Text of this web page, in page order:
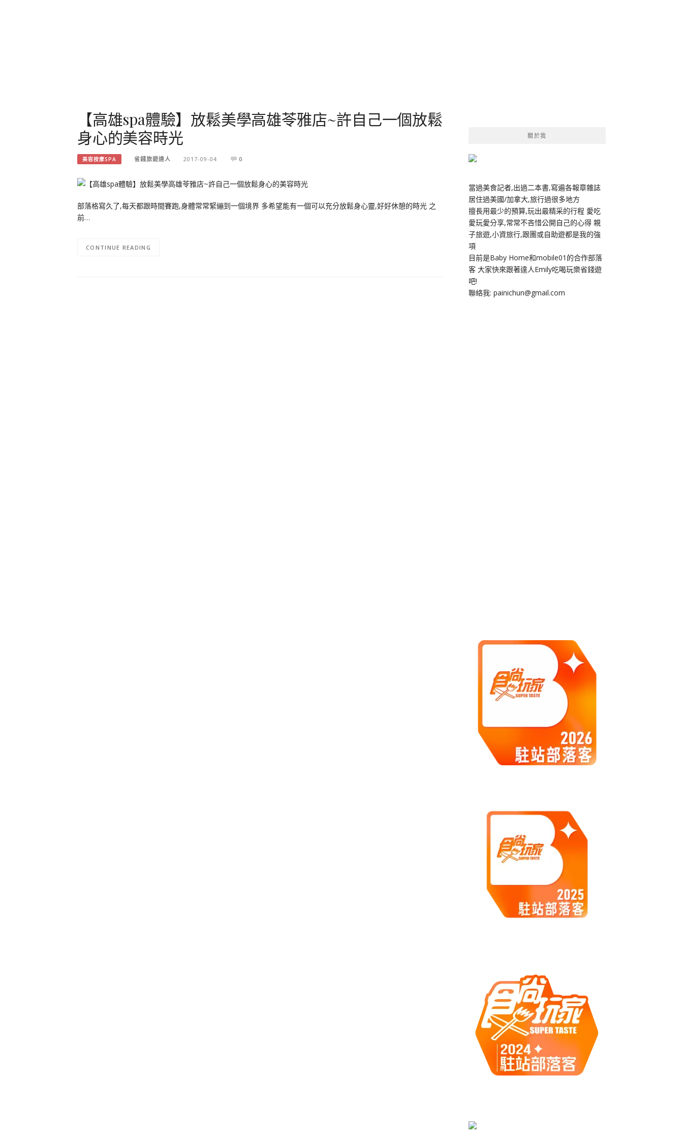
【高雄spa體驗】放鬆美學高雄苓雅店~許自己一個放鬆
身心的美容時光
美容按摩SPA 省錢旅遊達人 2017-09-04 0
部落格寫久了,每天都跟時間賽跑,身體常常緊繃到一個境界 多希望能有一個可以充分放鬆身心靈,好好休憩的時光 之
前…
CONTINUE READING
關於我
當過美食記者,出過二本書,寫遍各報章雜誌
居住過美國/加拿大,旅行過很多地方
擅長用最少的預算,玩出最精采的行程 愛吃
愛玩愛分享,常常不吝惜公開自己的心得 親
子旅遊,小資旅行,跟團或自助遊都是我的強
項
目前是Baby Home和mobile01的合作部落
客 大家快來跟著達人Emily吃喝玩樂省錢遊
吧!
聯絡我: painichun@gmail.com